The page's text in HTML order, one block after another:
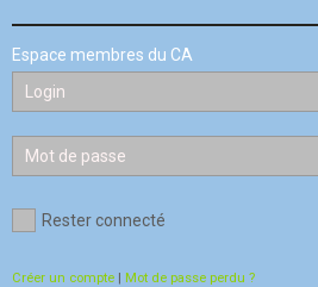
Espace membres du CA
Rester connecté
Créer un compte | Mot de passe perdu ?